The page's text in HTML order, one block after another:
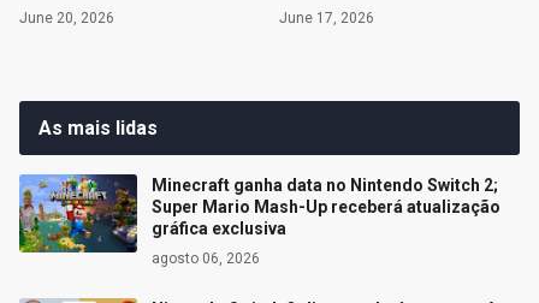
June 20, 2026 June 17, 2026
As mais lidas
Minecraft ganha data no Nintendo Switch 2;
Super Mario Mash-Up receberá atualização
gráfica exclusiva
agosto 06, 2026